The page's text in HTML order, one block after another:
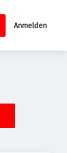
Anmelden